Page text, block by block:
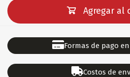
Agregar al
Formas de pago
Costos de